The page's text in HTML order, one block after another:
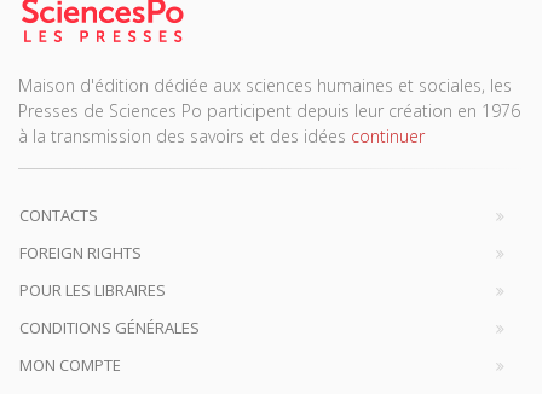
Maison d'édition dédiée aux sciences humaines et sociales, les
Presses de Sciences Po participent depuis leur création en 1976
à la transmission des savoirs et des idées continuer
CONTACTS
FOREIGN RIGHTS
POUR LES LIBRAIRES
CONDITIONS GÉNÉRALES
MON COMPTE